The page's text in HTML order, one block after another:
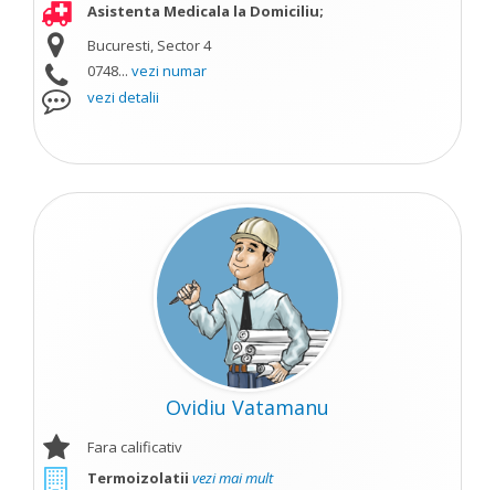
Asistenta Medicala la Domiciliu;
Bucuresti, Sector 4
0748... vezi numar
vezi detalii
Ovidiu Vatamanu
Fara calificativ
Termoizolatii vezi mai mult